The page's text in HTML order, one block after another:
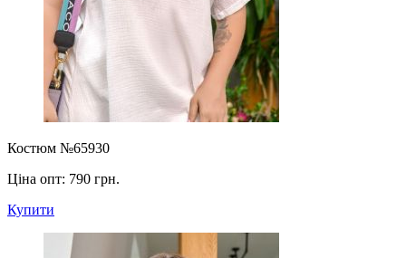
Костюм №65930
Ціна опт: 790 грн.
Купити